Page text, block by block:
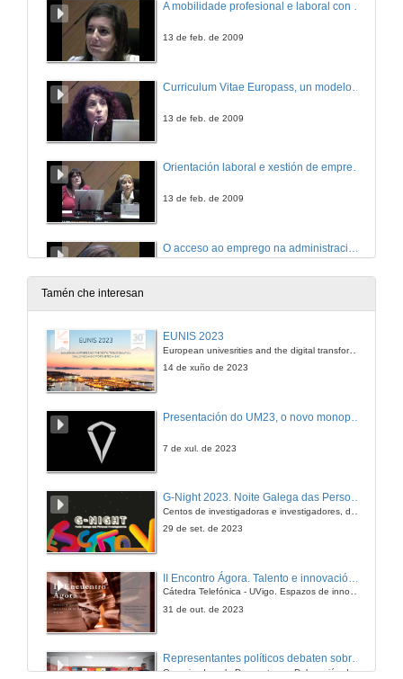
A mobilidade profesional e laboral con EURES, o servicio europeo público de emprego
13 de feb. de 2009
13 de feb. de 2009
Orientación laboral e xestión de emprego desde a Universidade de Vigo
13 de feb. de 2009
As novas necesidades da sociedade como nichos de emprego
13 de feb. de 2009
Interveción de Andres Mazaira Castro
Quenda de preguntas
Tamén che interesan
EUNIS 2023
European univesrities and the digital transformation: challenges and opportunities ahead
14 de xuño de 2023
7 de xul. de 2023
G-Night 2023. Noite Galega das Persoas Investigadoras. Conciencias creativas
29 de set. de 2023
Cátedra Telefónica - UVigo. Espazos de innovación
31 de out. de 2023
Representantes políticos debaten sobre educación e xuventude no campus de Pontevedra
Organizado polo Decanato e a Delegación de Alumnado de Dirección e Xestión Pública e coa participación de candidatos de PP, BNG, PSOE, Sumar e Podemos